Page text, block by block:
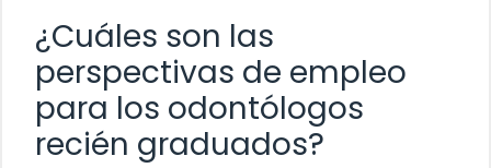
¿Cuáles son las
perspectivas de empleo
para los odontólogos
recién graduados?